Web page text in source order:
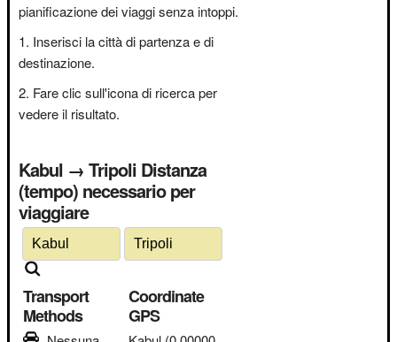
pianificazione dei viaggi senza intoppi.
Inserisci la città di partenza e di
destinazione.
Fare clic sull'icona di ricerca per
vedere il risultato.
Kabul → Tripoli Distanza
(tempo) necessario per
viaggiare
Transport
Methods
Coordinate
GPS